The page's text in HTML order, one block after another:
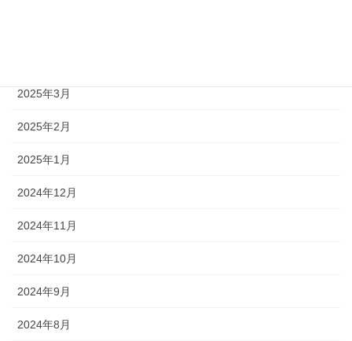
2025年3月
2025年2月
2025年1月
2024年12月
2024年11月
2024年10月
2024年9月
2024年8月